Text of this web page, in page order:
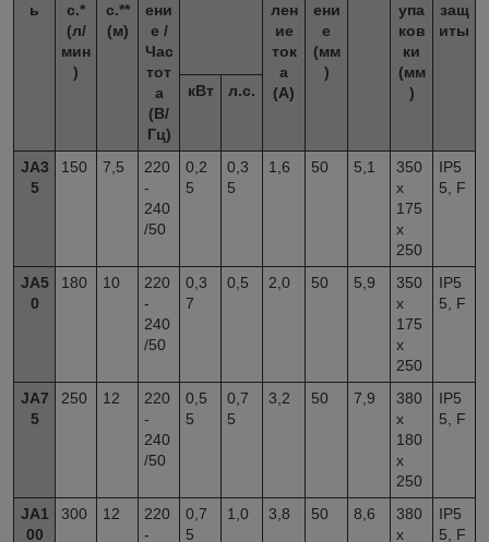
ь
с.*
(л/
мин
)
с.**
(м)
ени
е /
Час
тот
а
(В/
Гц)
лен
ие
ток
а
(А)
ени
е
(мм
)
упа
ков
ки
(мм
)
защ
иты
кВт л.с.
JA3
5
150 7,5
220
-
240
/50
0,2
5
0,3
5
1,6 50 5,1
350
x
175
x
250
IP5
5, F
JA5
0
180 10
220
-
240
/50
0,3
7
0,5 2,0 50 5,9
350
x
175
x
250
IP5
5, F
JA7
5
250 12
220
-
240
/50
0,5
5
0,7
5
3,2 50 7,9
380
x
180
x
250
IP5
5, F
JA1
00
300 12
220
-
0,7
5
1,0 3,8 50 8,6
380
x
IP5
5, F